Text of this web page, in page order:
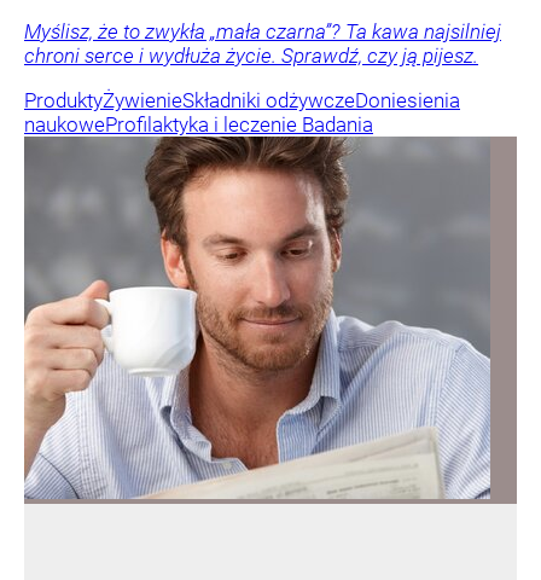
Myślisz, że to zwykła „mała czarna”? Ta kawa najsilniej
chroni serce i wydłuża życie. Sprawdź, czy ją pijesz.
ProduktyŻywienieSkładniki odżywczeDoniesienia
naukoweProfilaktyka i leczenie Badania